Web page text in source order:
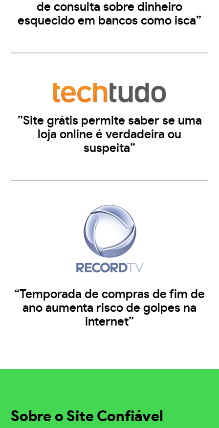
de consulta sobre dinheiro
esquecido em bancos como isca”
”Site grátis permite saber se uma
loja online é verdadeira ou
suspeita”
“Temporada de compras de fim de
ano aumenta risco de golpes na
internet”
Sobre o Site Confiável